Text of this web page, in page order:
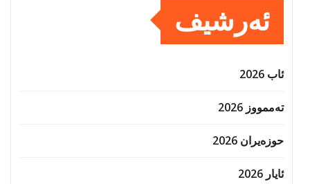
ئەرشیف
ئاب 2026
تەممووز 2026
حوزه‌یران 2026
ئایار 2026